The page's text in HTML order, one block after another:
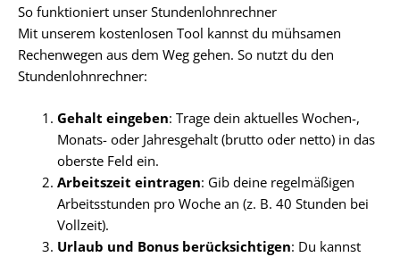
So funktioniert unser Stundenlohnrechner
Mit unserem kostenlosen Tool kannst du mühsamen
Rechenwegen aus dem Weg gehen. So nutzt du den
Stundenlohnrechner:
Gehalt eingeben: Trage dein aktuelles Wochen-,
Monats- oder Jahresgehalt (brutto oder netto) in das
oberste Feld ein.
Arbeitszeit eintragen: Gib deine regelmäßigen
Arbeitsstunden pro Woche an (z. B. 40 Stunden bei
Vollzeit).
Urlaub und Bonus berücksichtigen: Du kannst